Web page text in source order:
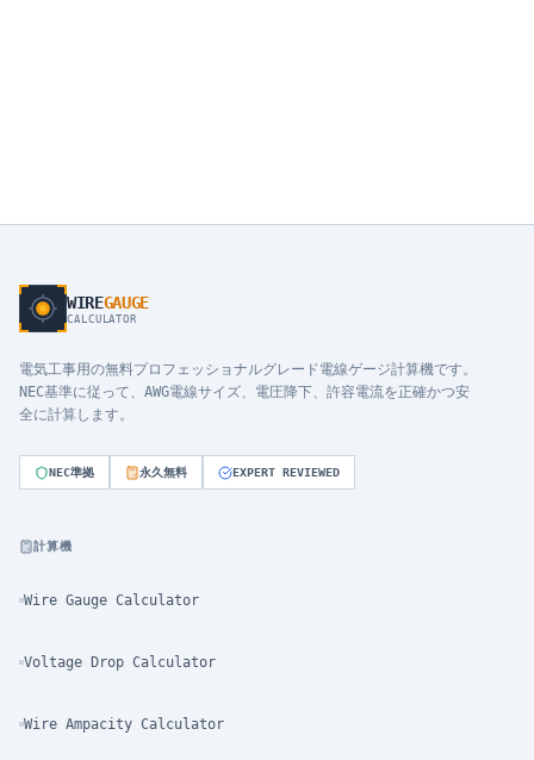
WIREGAUGE
CALCULATOR
電気工事用の無料プロフェッショナルグレード電線ゲージ計算機です。
NEC基準に従って、AWG電線サイズ、電圧降下、許容電流を正確かつ安
全に計算します。
NEC準拠 永久無料 EXPERT REVIEWED
計算機
Wire Gauge Calculator
Voltage Drop Calculator
Wire Ampacity Calculator